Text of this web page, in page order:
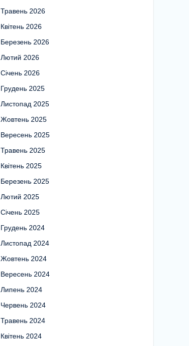
Травень 2026
Квітень 2026
Березень 2026
Лютий 2026
Січень 2026
Грудень 2025
Листопад 2025
Жовтень 2025
Вересень 2025
Травень 2025
Квітень 2025
Березень 2025
Лютий 2025
Січень 2025
Грудень 2024
Листопад 2024
Жовтень 2024
Вересень 2024
Липень 2024
Червень 2024
Травень 2024
Квітень 2024